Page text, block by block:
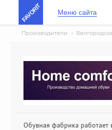
FAVORIT Меню сайта
Производители ›
Обувная фабрика